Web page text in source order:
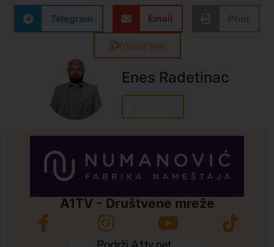
Telegram Email
Kopiraj link
Enes Radetinac
Sve vesti
A1TV - Društvene mreže